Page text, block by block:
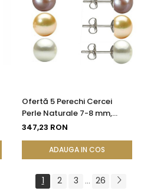
Ofertă 5 Perechi Cercei
Perle Naturale 7-8 mm,
Argint 925 - Alb, Crem,
KASKADDA®
347,23 RON
ADAUGA IN COS
1 2 3 ... 26